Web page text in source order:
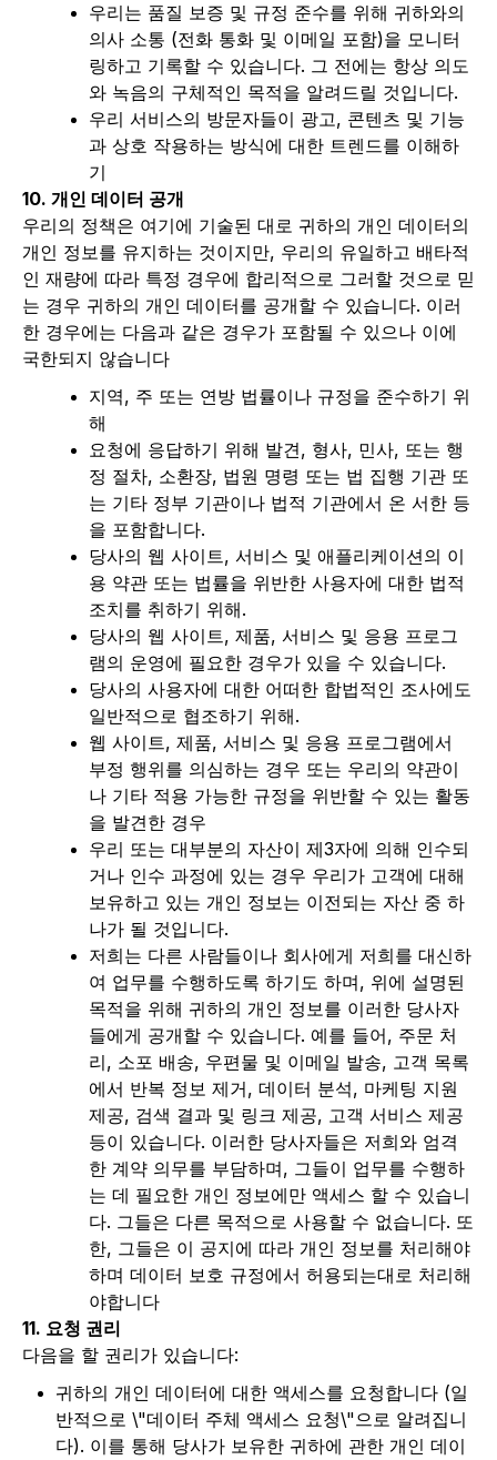
우리는 품질 보증 및 규정 준수를 위해 귀하와의
의사 소통 (전화 통화 및 이메일 포함)을 모니터
링하고 기록할 수 있습니다. 그 전에는 항상 의도
와 녹음의 구체적인 목적을 알려드릴 것입니다.
우리 서비스의 방문자들이 광고, 콘텐츠 및 기능
과 상호 작용하는 방식에 대한 트렌드를 이해하
기
10. 개인 데이터 공개
우리의 정책은 여기에 기술된 대로 귀하의 개인 데이터의
개인 정보를 유지하는 것이지만, 우리의 유일하고 배타적
인 재량에 따라 특정 경우에 합리적으로 그러할 것으로 믿
는 경우 귀하의 개인 데이터를 공개할 수 있습니다. 이러
한 경우에는 다음과 같은 경우가 포함될 수 있으나 이에
국한되지 않습니다
지역, 주 또는 연방 법률이나 규정을 준수하기 위
해
요청에 응답하기 위해 발견, 형사, 민사, 또는 행
정 절차, 소환장, 법원 명령 또는 법 집행 기관 또
는 기타 정부 기관이나 법적 기관에서 온 서한 등
을 포함합니다.
당사의 웹 사이트, 서비스 및 애플리케이션의 이
용 약관 또는 법률을 위반한 사용자에 대한 법적
조치를 취하기 위해.
당사의 웹 사이트, 제품, 서비스 및 응용 프로그
램의 운영에 필요한 경우가 있을 수 있습니다.
당사의 사용자에 대한 어떠한 합법적인 조사에도
일반적으로 협조하기 위해.
웹 사이트, 제품, 서비스 및 응용 프로그램에서
부정 행위를 의심하는 경우 또는 우리의 약관이
나 기타 적용 가능한 규정을 위반할 수 있는 활동
을 발견한 경우
우리 또는 대부분의 자산이 제3자에 의해 인수되
거나 인수 과정에 있는 경우 우리가 고객에 대해
보유하고 있는 개인 정보는 이전되는 자산 중 하
나가 될 것입니다.
저희는 다른 사람들이나 회사에게 저희를 대신하
여 업무를 수행하도록 하기도 하며, 위에 설명된
목적을 위해 귀하의 개인 정보를 이러한 당사자
들에게 공개할 수 있습니다. 예를 들어, 주문 처
리, 소포 배송, 우편물 및 이메일 발송, 고객 목록
에서 반복 정보 제거, 데이터 분석, 마케팅 지원
제공, 검색 결과 및 링크 제공, 고객 서비스 제공
등이 있습니다. 이러한 당사자들은 저희와 엄격
한 계약 의무를 부담하며, 그들이 업무를 수행하
는 데 필요한 개인 정보에만 액세스 할 수 있습니
다. 그들은 다른 목적으로 사용할 수 없습니다. 또
한, 그들은 이 공지에 따라 개인 정보를 처리해야
하며 데이터 보호 규정에서 허용되는대로 처리해
야합니다
11. 요청 권리
다음을 할 권리가 있습니다:
귀하의 개인 데이터에 대한 액세스를 요청합니다 (일
반적으로 \"데이터 주체 액세스 요청\"으로 알려집니
다). 이를 통해 당사가 보유한 귀하에 관한 개인 데이